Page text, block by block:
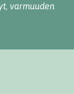
varmuuden